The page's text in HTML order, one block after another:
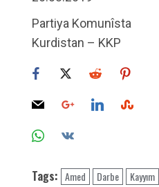
Partiya Komunîsta
Kurdistan – KKP
Tags: Amed Darbe
Kayyım